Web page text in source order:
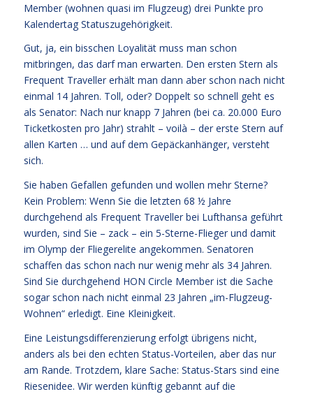
Member (wohnen quasi im Flugzeug) drei Punkte pro
Kalendertag Statuszugehörigkeit.
Gut, ja, ein bisschen Loyalität muss man schon
mitbringen, das darf man erwarten. Den ersten Stern als
Frequent Traveller erhält man dann aber schon nach nicht
einmal 14 Jahren. Toll, oder? Doppelt so schnell geht es
als Senator: Nach nur knapp 7 Jahren (bei ca. 20.000 Euro
Ticketkosten pro Jahr) strahlt – voilà – der erste Stern auf
allen Karten … und auf dem Gepäckanhänger, versteht
sich.
Sie haben Gefallen gefunden und wollen mehr Sterne?
Kein Problem: Wenn Sie die letzten 68 ½ Jahre
durchgehend als Frequent Traveller bei Lufthansa geführt
wurden, sind Sie – zack – ein 5-Sterne-Flieger und damit
im Olymp der Fliegerelite angekommen. Senatoren
schaffen das schon nach nur wenig mehr als 34 Jahren.
Sind Sie durchgehend HON Circle Member ist die Sache
sogar schon nach nicht einmal 23 Jahren „im-Flugzeug-
Wohnen“ erledigt. Eine Kleinigkeit.
Eine Leistungsdifferenzierung erfolgt übrigens nicht,
anders als bei den echten Status-Vorteilen, aber das nur
am Rande. Trotzdem, klare Sache: Status-Stars sind eine
Riesenidee. Wir werden künftig gebannt auf die